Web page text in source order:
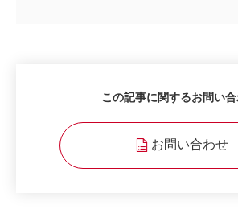
この記事に関するお問い
お問い合わせ